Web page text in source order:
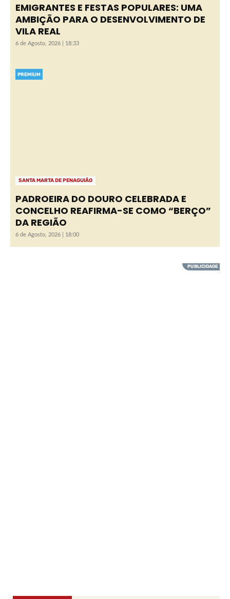
EMIGRANTES E FESTAS POPULARES: UMA
AMBIÇÃO PARA O DESENVOLVIMENTO DE
VILA REAL
6 de Agosto, 2026 | 18:33
SANTA MARTA DE PENAGUIÃO
PREMIUM
PADROEIRA DO DOURO CELEBRADA E
CONCELHO REAFIRMA-SE COMO “BERÇO”
DA REGIÃO
6 de Agosto, 2026 | 18:00